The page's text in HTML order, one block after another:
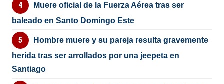
Muere oficial de la Fuerza Aérea tras ser
baleado en Santo Domingo Este
Hombre muere y su pareja resulta gravemente
herida tras ser arrollados por una jeepeta en
Santiago